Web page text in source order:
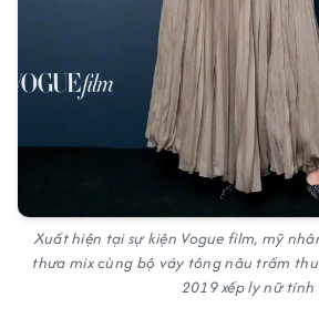
Xuất hiện tại sự kiện Vogue film, mỹ
thưa mix cùng bộ váy tông nâu trầm
2019 xếp ly nữ tính